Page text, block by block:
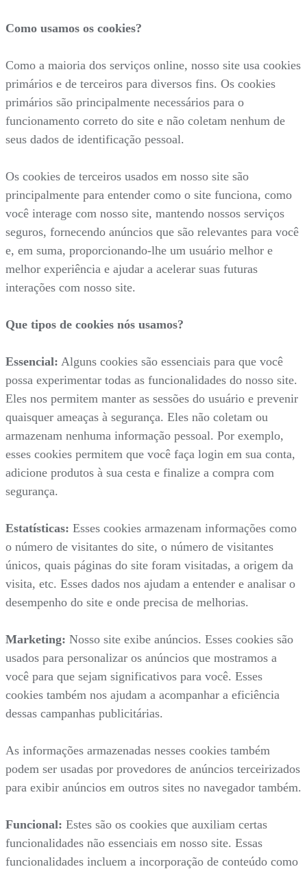
Como usamos os cookies?
Como a maioria dos serviços online, nosso site usa cookies
primários e de terceiros para diversos fins. Os cookies
primários são principalmente necessários para o
funcionamento correto do site e não coletam nenhum de
seus dados de identificação pessoal.
Os cookies de terceiros usados em nosso site são
principalmente para entender como o site funciona, como
você interage com nosso site, mantendo nossos serviços
seguros, fornecendo anúncios que são relevantes para você
e, em suma, proporcionando-lhe um usuário melhor e
melhor experiência e ajudar a acelerar suas futuras
interações com nosso site.
Que tipos de cookies nós usamos?
Essencial: Alguns cookies são essenciais para que você
possa experimentar todas as funcionalidades do nosso site.
Eles nos permitem manter as sessões do usuário e prevenir
quaisquer ameaças à segurança. Eles não coletam ou
armazenam nenhuma informação pessoal. Por exemplo,
esses cookies permitem que você faça login em sua conta,
adicione produtos à sua cesta e finalize a compra com
segurança.
Estatísticas: Esses cookies armazenam informações como
o número de visitantes do site, o número de visitantes
únicos, quais páginas do site foram visitadas, a origem da
visita, etc. Esses dados nos ajudam a entender e analisar o
desempenho do site e onde precisa de melhorias.
Marketing: Nosso site exibe anúncios. Esses cookies são
usados para personalizar os anúncios que mostramos a
você para que sejam significativos para você. Esses
cookies também nos ajudam a acompanhar a eficiência
dessas campanhas publicitárias.
As informações armazenadas nesses cookies também
podem ser usadas por provedores de anúncios terceirizados
para exibir anúncios em outros sites no navegador também.
Funcional: Estes são os cookies que auxiliam certas
funcionalidades não essenciais em nosso site. Essas
funcionalidades incluem a incorporação de conteúdo como